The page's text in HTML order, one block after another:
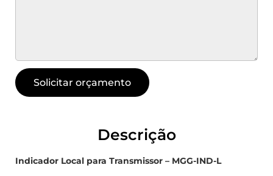
Solicitar orçamento
Descrição
Indicador Local para Transmissor – MGG-IND-L